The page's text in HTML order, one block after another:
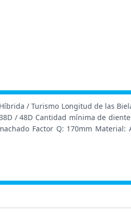
/ Turismo Longitud de las
/ 48D Cantidad mínima de
Factor Q: 170mm